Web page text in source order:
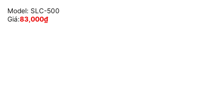
Model: SLC-500
Giá:83,000₫